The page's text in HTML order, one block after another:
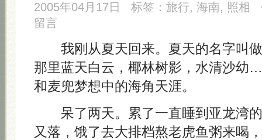
2005年04月17日 标签： 旅行, 海南, 照相
留言
我刚从夏天回来。夏天的名字叫
那里蓝天白云，椰林树影，水清沙
和麦兜梦想中的海角天涯。
呆了两天。累了一直睡到亚龙湾
又落，饿了去大排档熬老虎鱼粥来喝